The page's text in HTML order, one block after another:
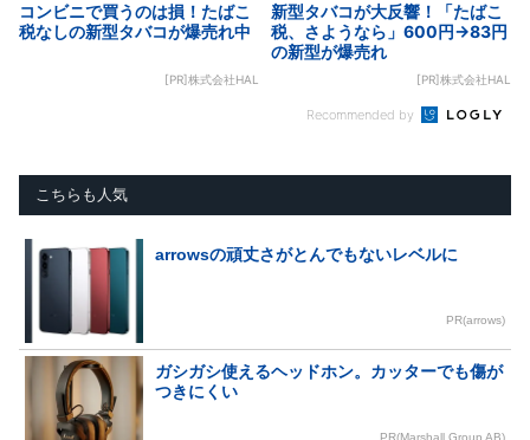
コンビニで買うのは損！たばこ
税なしの新型タバコが爆売れ中
[PR]株式会社HAL
新型タバコが大反響！「たばこ
税、さようなら」600円→83円
の新型が爆売れ
[PR]株式会社HAL
Recommended by
こちらも人気
arrowsの頑丈さがとんでもないレベルに
PR(arrows)
ガシガシ使えるヘッドホン。カッターでも傷が
つきにくい
PR(Marshall Group AB)